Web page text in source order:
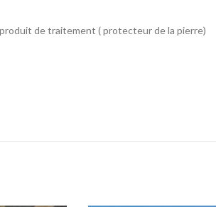
de traitement ( protecteur de la pierre)